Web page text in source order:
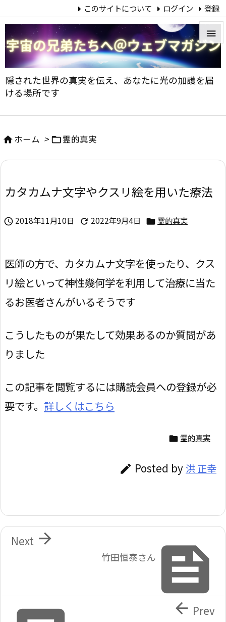
隠された世界の真実を伝え、あなたに光の加護を届
ける場所です


メニ


次へ
検索
このサイトについて ログイン 登録
ホーム > 霊的真実
カタカムナ文字やクスリ絵を用いた療法
 2018年11月10日  2022年9月4日  霊的真実
医師の方で、カタカムナ文字を使ったり、クス
リ絵といって神性幾何学を利用して治療に当た
るお医者さんがいるそうです
こうしたものが果たして効果あるのか質問があ
りました
この記事を閲覧するには購読会員への登録が必
要です。 詳しくはこちら
 霊的真実
 Posted by 洪 正幸

竹田恒泰さん

Next
 Prev